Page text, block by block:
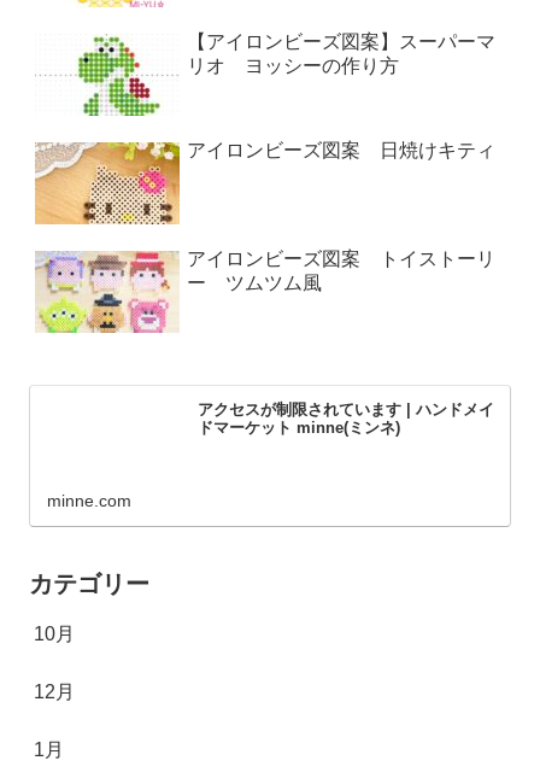
【アイロンビーズ図案】スーパーマ
リオ ヨッシーの作り方
アイロンビーズ図案 日焼けキティ
アイロンビーズ図案 トイストーリ
ー ツムツム風
アクセスが制限されています | ハンドメイ
ドマーケット minne(ミンネ)
minne.com
カテゴリー
10月
12月
1月